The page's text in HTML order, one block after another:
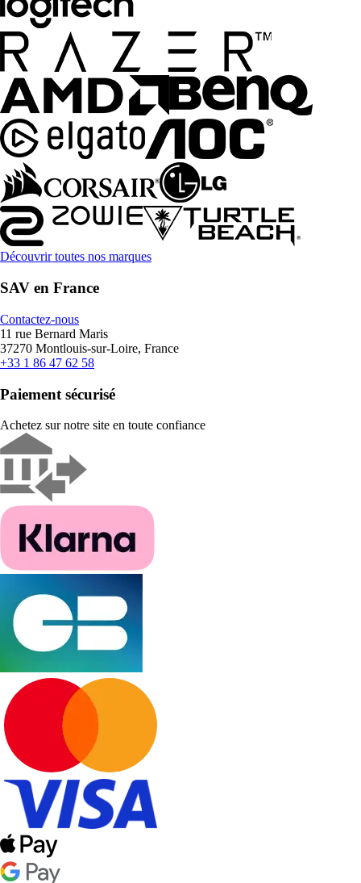
Découvrir toutes nos marques
SAV en France
Contactez-nous
11 rue Bernard Maris
37270 Montlouis-sur-Loire, France
+33 1 86 47 62 58
Paiement sécurisé
Achetez sur notre site en toute confiance